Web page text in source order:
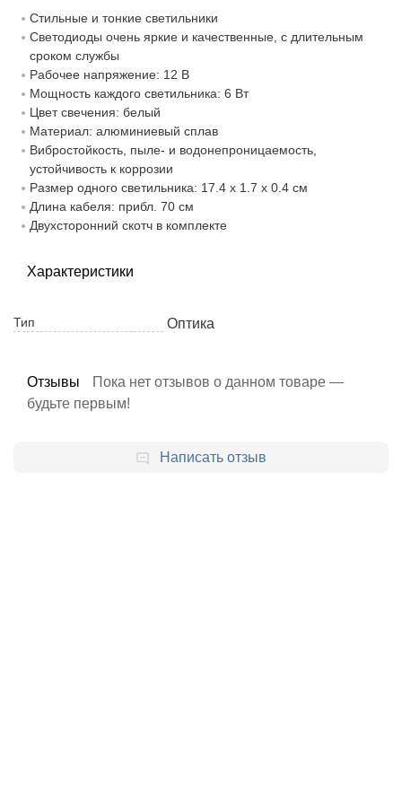
Стильные и тонкие светильники
Светодиоды очень яркие и качественные, с длительным
сроком службы
Рабочее напряжение: 12 В
Мощность каждого светильника: 6 Вт
Цвет свечения: белый
Материал: алюминиевый сплав
Вибростойкость, пыле- и водонепроницаемость,
устойчивость к коррозии
Размер одного светильника: 17.4 х 1.7 х 0.4 см
Длина кабеля: прибл. 70 см
Двухсторонний скотч в комплекте
Характеристики
Тип Оптика
Отзывы
Пока нет отзывов о данном товаре —
будьте первым!
Написать отзыв